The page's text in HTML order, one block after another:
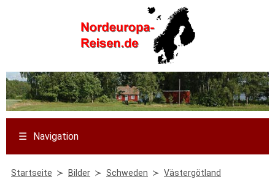
☰ Navigation
Startseite Bilder Schweden
Västergötland